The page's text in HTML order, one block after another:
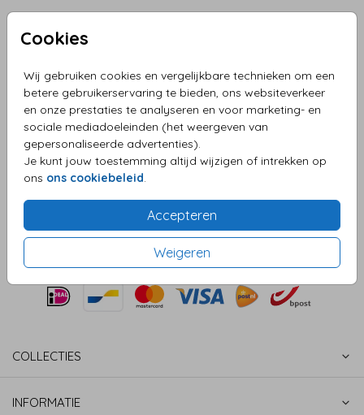
Cookies
Wij gebruiken cookies en vergelijkbare technieken om een
betere gebruikerservaring te bieden, ons websiteverkeer
en onze prestaties te analyseren en voor marketing- en
sociale mediadoeleinden (het weergeven van
gepersonaliseerde advertenties).
Je kunt jouw toestemming altijd wijzigen of intrekken op
ons ons cookiebeleid
Accepteren
Weigeren
Sluitzegel strik
Aantal x 25 zegels Prijs:€ 6,50
OMSCHRIJVING
Sluitzegel strik
per 25 zegels
COLLECTIES
INFORMATIE